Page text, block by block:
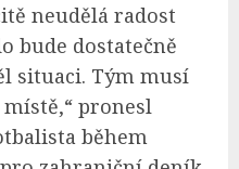
neudělá radost
bude dostatečně
situaci. Tým musí
pronesl
během